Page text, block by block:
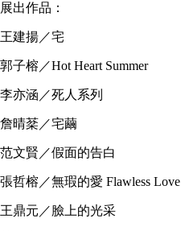
展出作品：
王建揚／宅
郭子榕／Hot Heart Summer
李亦涵／死人系列
詹晴棻／宅繭
范文賢／假面的告白
張哲榕／無瑕的愛 Flawless Love
王鼎元／臉上的光采